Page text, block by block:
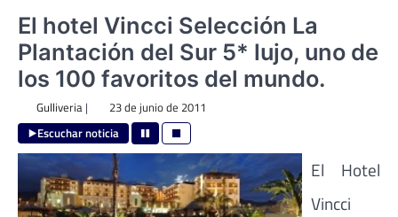
El hotel Vincci Selección La
Plantación del Sur 5* lujo, uno de
los 100 favoritos del mundo.
Gulliveria| 23 de junio de 2011
Escuchar noticia
El Hotel
Vincci